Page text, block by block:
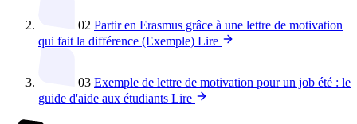
02 Partir en Erasmus grâce à une lettre de motivation
qui fait la différence (Exemple) Lire
03 Exemple de lettre de motivation pour un job été : le
guide d'aide aux étudiants Lire